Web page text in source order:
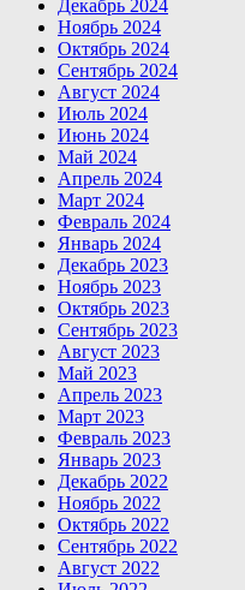
Декабрь 2024
Ноябрь 2024
Октябрь 2024
Сентябрь 2024
Август 2024
Июль 2024
Июнь 2024
Май 2024
Апрель 2024
Март 2024
Февраль 2024
Январь 2024
Декабрь 2023
Ноябрь 2023
Октябрь 2023
Сентябрь 2023
Август 2023
Май 2023
Апрель 2023
Март 2023
Февраль 2023
Январь 2023
Декабрь 2022
Ноябрь 2022
Октябрь 2022
Сентябрь 2022
Август 2022